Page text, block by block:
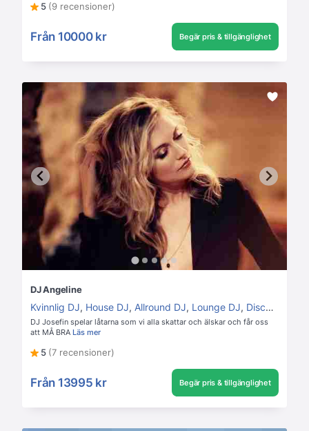
5 (9 recensioner)
Från 10000 kr Begär pris & tillgänglighet
DJ Angeline
Kvinnlig DJ, House DJ, Allround DJ, Lounge DJ, Disco DJ
DJ Josefin spelar låtarna som vi alla skattar och älskar och får oss
att MÅ BRA Läs mer
5 (7 recensioner)
Från 13995 kr Begär pris & tillgänglighet